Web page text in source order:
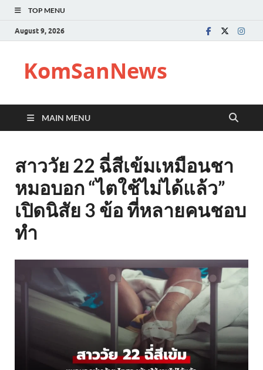
TOP MENU
August 9, 2026
KomSanNews
MAIN MENU
สาววัย 22 ฉี่สีเข้มเหมือนชา
หมอบอก “ไตใช้ไม่ได้แล้ว”
เปิดนิสัย 3 ข้อ ที่หลายคนชอบ
ทำ